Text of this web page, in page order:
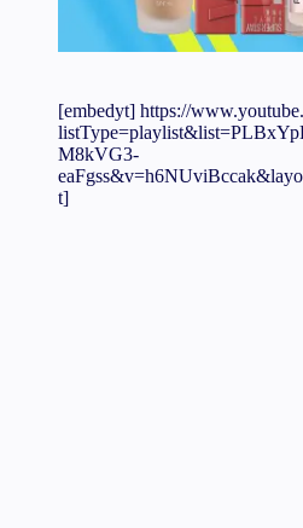
[embedyt] https://
M8kVG3-
t]